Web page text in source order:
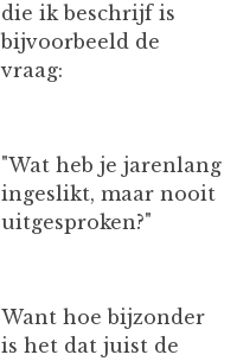
die ik beschrijf is
bijvoorbeeld de
vraag:
"Wat heb je jarenlang
ingeslikt, maar nooit
uitgesproken?"
Want hoe bijzonder
is het dat juist de